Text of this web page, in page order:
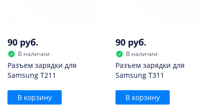
90 руб.
В наличии
Разъем зарядки для
Samsung T211
В корзину
90 руб.
В наличии
Разъем зарядки для
Samsung T311
В корзину